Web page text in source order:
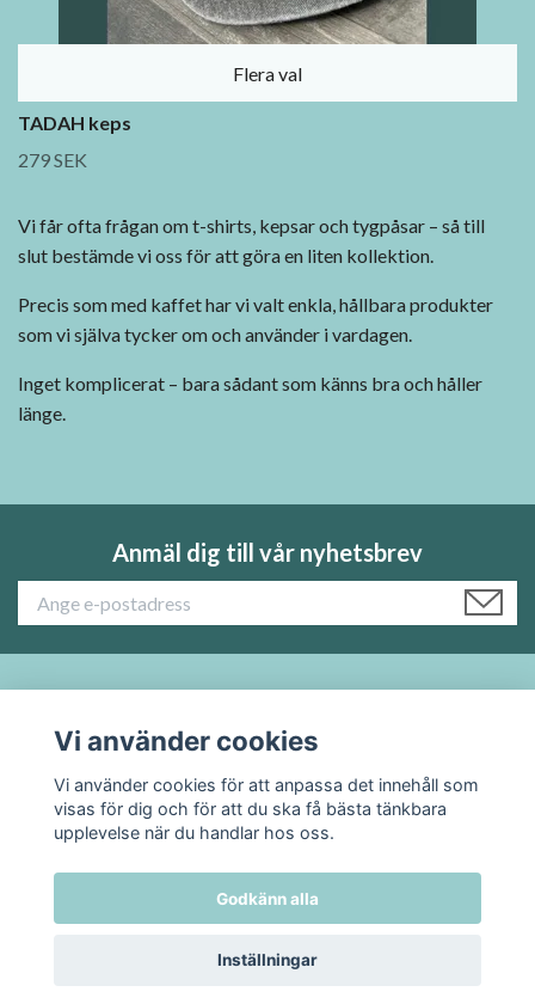
Flera val
TADAH keps
279 SEK
Vi får ofta frågan om t-shirts, kepsar och tygpåsar – så till
slut bestämde vi oss för att göra en liten kollektion.
Precis som med kaffet har vi valt enkla, hållbara produkter
som vi själva tycker om och använder i vardagen.
Inget komplicerat – bara sådant som känns bra och håller
länge.
Anmäl dig till vår nyhetsbrev
Sociala medier
© 2026 TADAH kafferosteri
Vi använder cookies
Vi använder cookies för att anpassa det innehåll som
visas för dig och för att du ska få bästa tänkbara
upplevelse när du handlar hos oss.
Godkänn alla
Inställningar